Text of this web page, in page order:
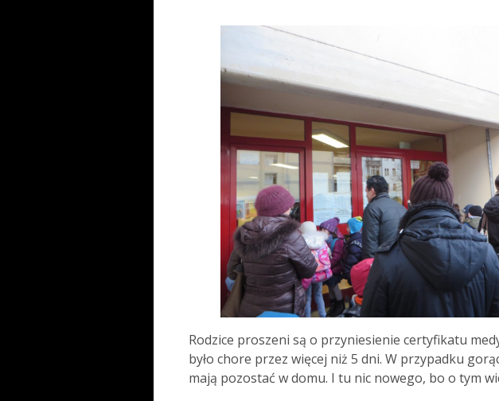
Rodzice proszeni są o przyniesienie certyfikatu
było chore przez więcej niż 5 dni. W przypadku
mają pozostać w domu. I tu nic nowego, bo o tym